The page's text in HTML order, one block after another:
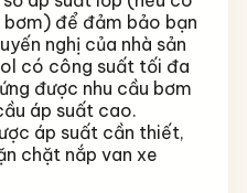
để đảm bảo bạn
nghị của nhà sản
có công suất tối đa
được nhu cầu bơm
áp suất cao.
áp suất cần thiết,
chặt nắp van xe